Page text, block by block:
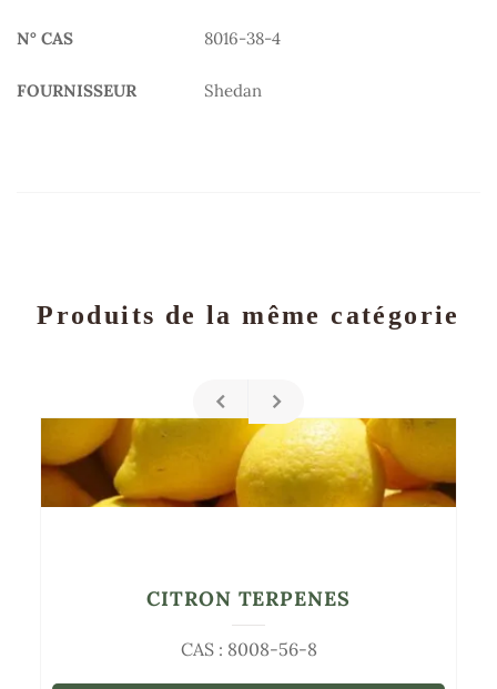
N° CAS 8016-38-4
FOURNISSEUR Shedan
Produits de la même catégorie
CAS : 8008-56-8
CITRON TERPENES